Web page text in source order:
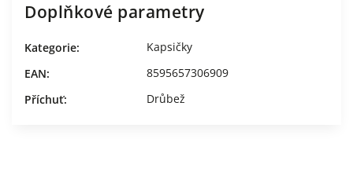
Doplňkové parametry
Kategorie:
Kapsičky
EAN:
8595657306909
Příchuť: Drůbež